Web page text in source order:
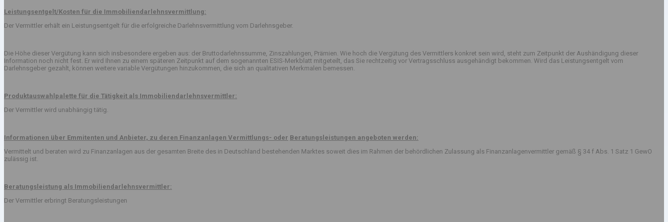
Leistungsentgelt/Kosten für die Immobiliendarlehnsvermittlung:
Der Vermittler erhält ein Leistungsentgelt für die erfolgreiche Darlehnsvermittlung vom Darlehnsgeber.
Die Höhe dieser Vergütung kann sich insbesondere ergeben aus: der Bruttodarlehnssumme, Zinszahlungen, Prämien. Wie hoch die Vergütung des Vermittlers konkret sein wird, steht zum Zeitpunkt der Aushändigung dieser
Information noch nicht fest. Er wird Ihnen zu einem späteren Zeitpunkt auf dem sogenannten ESIS-Merkblatt mitgeteilt, das Sie rechtzeitig vor Vertragsschluss ausgehändigt bekommen. Wird das Leistungsentgelt vom
Darlehnsgeber gezahlt, können weitere variable Vergütungen hinzukommen, die sich an qualitativen Merkmalen bemessen.
Produktauswahlpalette für die Tätigkeit als Immobiliendarlehnsvermittler:
Der Vermittler wird unabhängig tätig.
Informationen über Emmitenten und Anbieter, zu deren Finanzanlagen Vermittlungs- oder Beratungsleistungen angeboten werden:
Vermittelt und beraten wird zu Finanzanlagen aus der gesamten Breite des in Deutschland bestehenden Marktes soweit dies im Rahmen der behördlichen Zulassung als Finanzanlagenvermittler gemäß § 34 f Abs. 1 Satz 1 GewO
zulässig ist.
Beratungsleistung als Immobiliendarlehnsvermittler:
Der Vermittler erbringt Beratungsleistungen